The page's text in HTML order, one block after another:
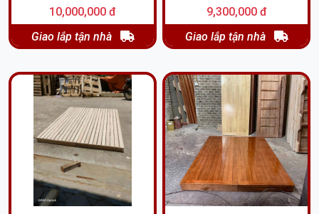
10,000,000 đ
Giao lắp tận nhà
9,300,000 đ
Giao lắp tận nhà